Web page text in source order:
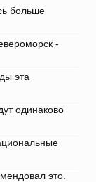
больше
-
эта
одинаково
это.